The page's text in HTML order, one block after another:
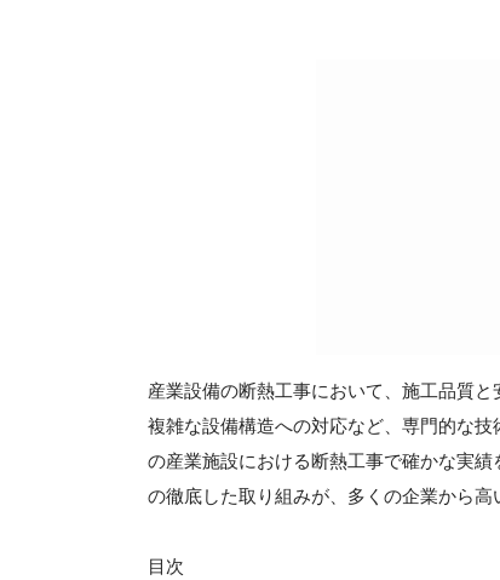
産業設備の断熱工事において、施工品質
複雑な設備構造への対応など、専門的な
の産業施設における断熱工事で確かな実
の徹底した取り組みが、多くの企業から高
目次